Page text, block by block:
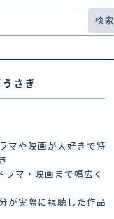
検索
さぎ
マや映画が大好きで特
ラマ・映画まで幅広く
が実際に視聴した作品